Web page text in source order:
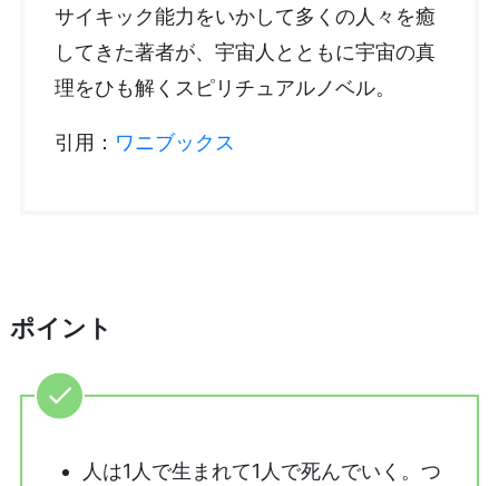
サイキック能力をいかして多くの人々を癒
してきた著者が、宇宙人とともに宇宙の真
理をひも解くスピリチュアルノベル。
引用： ワニブックス
ポイント
人は1人で生まれて1人で死んでいく。つ